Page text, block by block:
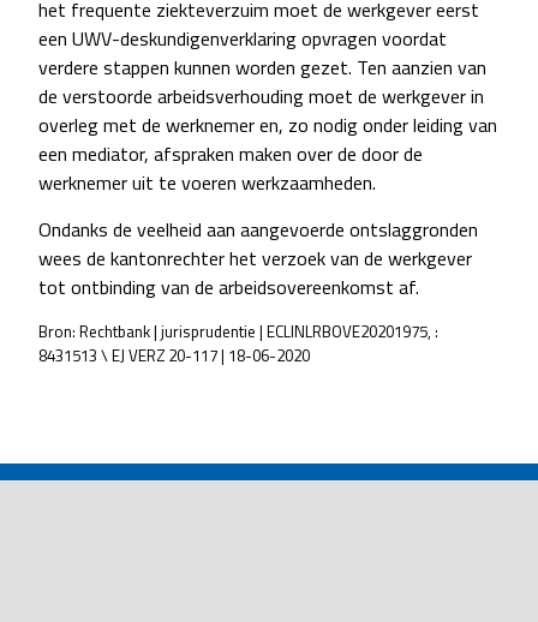
het frequente ziekteverzuim moet de werkgever eerst
een UWV-deskundigenverklaring opvragen voordat
verdere stappen kunnen worden gezet. Ten aanzien van
de verstoorde arbeidsverhouding moet de werkgever in
overleg met de werknemer en, zo nodig onder leiding van
een mediator, afspraken maken over de door de
werknemer uit te voeren werkzaamheden.
Ondanks de veelheid aan aangevoerde ontslaggronden
wees de kantonrechter het verzoek van de werkgever
tot ontbinding van de arbeidsovereenkomst af.
Bron: Rechtbank | jurisprudentie | ECLINLRBOVE20201975, :
8431513 \ EJ VERZ 20-117 | 18-06-2020
NAVIGATION